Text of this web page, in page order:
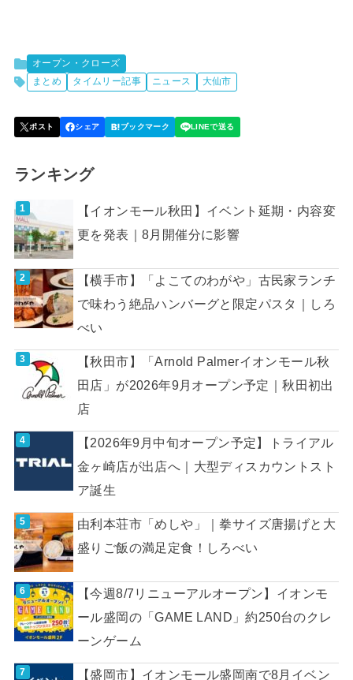
オープン・クローズ
まとめ
タイムリー記事 ニュース 大仙市
ランキング
【イオンモール秋田】イベント延期・内容変
更を発表｜8月開催分に影響
【横手市】「よこてのわがや」古民家ランチ
で味わう絶品ハンバーグと限定パスタ｜しろ
べい
【秋田市】「Arnold Palmerイオンモール秋
田店」が2026年9月オープン予定｜秋田初出
店
【2026年9月中旬オープン予定】トライアル
金ヶ崎店が出店へ｜大型ディスカウントスト
ア誕生
由利本荘市「めしや」｜拳サイズ唐揚げと大
盛りご飯の満足定食！しろべい
【今週8/7リニューアルオープン】イオンモ
ール盛岡の「GAME LAND」約250台のクレ
ーンゲーム
【盛岡市】イオンモール盛岡南で8月イベン